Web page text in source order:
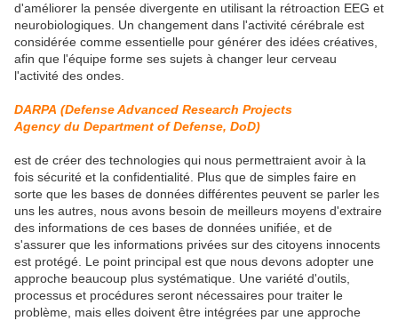
d'améliorer la pensée divergente en utilisant la rétroaction EEG et
neurobiologiques. Un changement dans l'activité cérébrale est
considérée comme essentielle pour générer des idées créatives,
afin que l'équipe forme ses sujets à changer leur cerveau
l'activité des ondes.
DARPA (Defense Advanced Research Projects
Agencydu Department of Defense, DoD)
est de créer des technologies qui nous permettraient avoir à la
fois sécurité et la confidentialité. Plus que de simples faire en
sorte que les bases de données différentes peuvent se parler les
uns les autres, nous avons besoin de meilleurs moyens d'extraire
des informations de ces bases de données unifiée, et de
s'assurer que les informations privées sur des citoyens innocents
est protégé. Le point principal est que nous devons adopter une
approche beaucoup plus systématique. Une variété d'outils,
processus et procédures seront nécessaires pour traiter le
problème, mais elles doivent être intégrées par une approche